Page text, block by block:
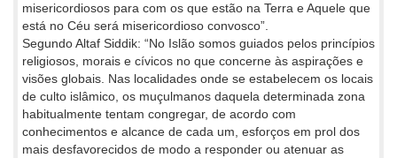
misericordiosos para com os que estão na Terra e Aquele que
está no Céu será misericordioso convosco”.
Segundo Altaf Siddik: “No Islão somos guiados pelos princípios
religiosos, morais e cívicos no que concerne às aspirações e
visões globais. Nas localidades onde se estabelecem os locais
de culto islâmico, os muçulmanos daquela determinada zona
habitualmente tentam congregar, de acordo com
conhecimentos e alcance de cada um, esforços em prol dos
mais desfavorecidos de modo a responder ou atenuar as